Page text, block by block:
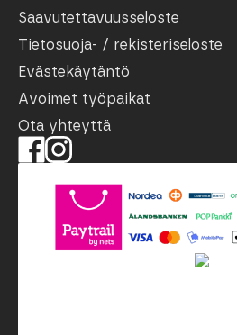
Saavutettavuusseloste
Tietosuoja- / rekisteriseloste
Evästekäytäntö
Avoimet työpaikat
Ota yhteyttä